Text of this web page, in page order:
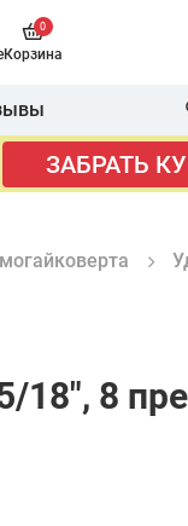
0
Корзина
ЗАБРАТЬ
18", 8